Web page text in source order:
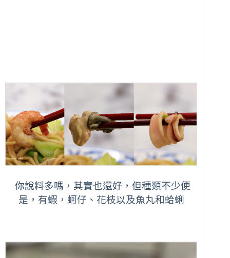
你說料多嗎，其實也還好，但種類不少便
是，有蝦，蚵仔、花枝以及魚丸和蛤蜊